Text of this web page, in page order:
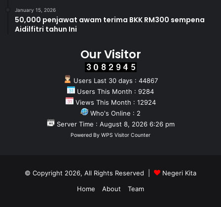
January 15, 2026
50,000 penjawat awam terima BKK RM300 sempena
Aidilfitri tahun Ini
Our Visitor
Users Last 30 days : 44867
Users This Month : 9284
Views This Month : 12924
Who's Online : 2
Server Time : August 8, 2026 6:26 pm
Powered By WPS Visitor Counter
© Copyright 2026, All Rights Reserved |
Negeri Kita
Home
About Team